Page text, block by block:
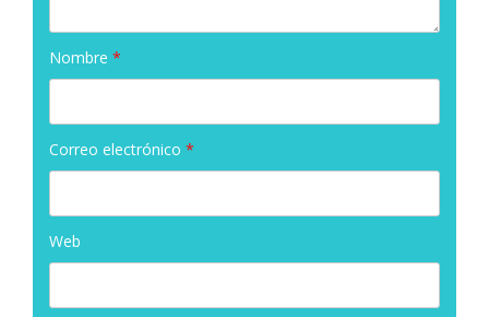
Nombre *
Correo electrónico *
Web